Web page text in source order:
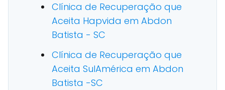
Clínica de Recuperação que
Aceita Hapvida em Abdon
Batista - SC
Clínica de Recuperação que
Aceita SulAmérica em Abdon
Batista -SC